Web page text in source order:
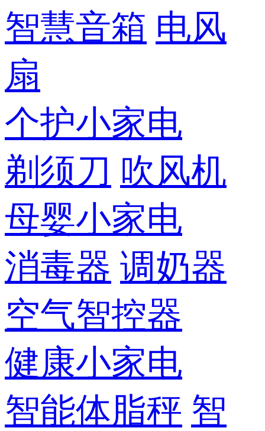
智慧音箱 电风
扇
个护小家电
剃须刀 吹风机
母婴小家电
消毒器 调奶器
空气智控器
健康小家电
智能体脂秤 智